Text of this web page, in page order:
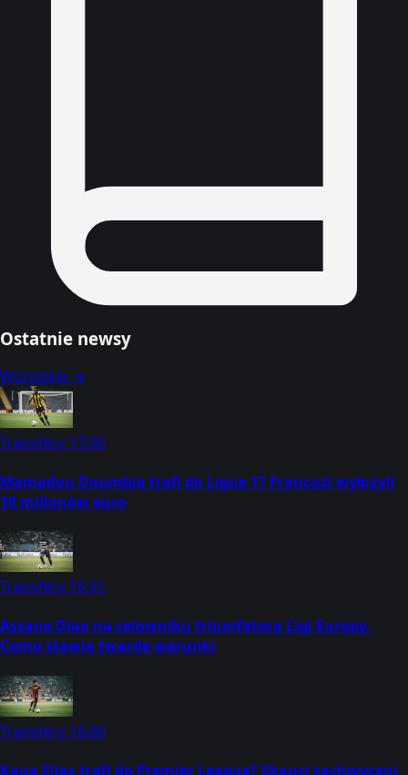
Ostatnie newsy
Wszystkie →
Transfery 17:00
Mamadou Doumbia trafi do Ligue 1? Francuzi wyłożyli
10 milionów euro
Transfery 16:31
Assane Diao na celowniku triumfatora Ligi Europy.
Como stawia twarde warunki
Transfery 16:00
Kaua Elias trafi do Premier League? Skauci zachwyceni